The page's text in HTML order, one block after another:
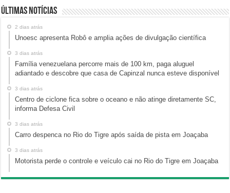
Últimas Notícias
2 dias atrás
Unoesc apresenta Robô e amplia ações de divulgação científica
3 dias atrás
Família venezuelana percorre mais de 100 km, paga aluguel
adiantado e descobre que casa de Capinzal nunca esteve disponível
3 dias atrás
Centro de ciclone fica sobre o oceano e não atinge diretamente SC,
informa Defesa Civil
3 dias atrás
Carro despenca no Rio do Tigre após saída de pista em Joaçaba
3 dias atrás
Motorista perde o controle e veículo cai no Rio do Tigre em Joaçaba